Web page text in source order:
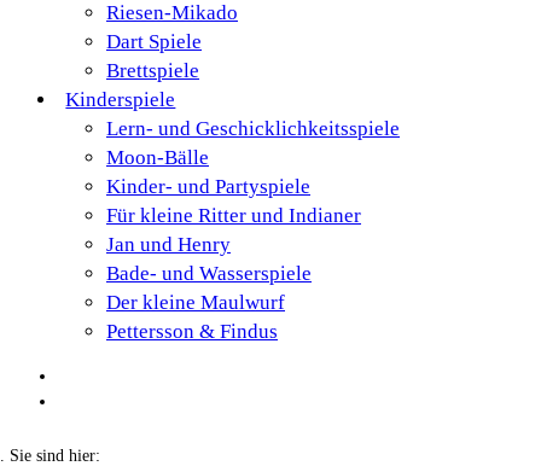
Riesen-Mikado
Dart Spiele
Brettspiele
Kinderspiele
Lern- und Geschicklichkeitsspiele
Moon-Bälle
Kinder- und Partyspiele
Für kleine Ritter und Indianer
Jan und Henry
Bade- und Wasserspiele
Der kleine Maulwurf
Pettersson & Findus
Sie sind hier: